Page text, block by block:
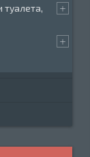
туалета,